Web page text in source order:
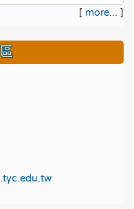
[ more... ]